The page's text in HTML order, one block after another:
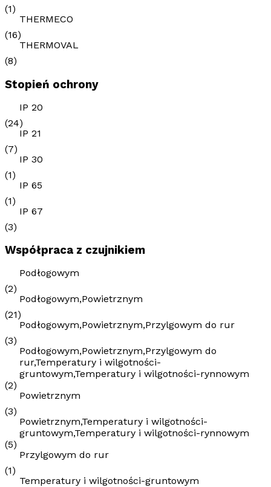
(1)
THERMECO
(16)
THERMOVAL
(8)
Stopień ochrony
IP 20
(24)
IP 21
(7)
IP 30
(1)
IP 65
(1)
IP 67
(3)
Współpraca z czujnikiem
Podłogowym
(2)
Podłogowym,Powietrznym
(21)
Podłogowym,Powietrznym,Przylgowym do rur
(3)
Podłogowym,Powietrznym,Przylgowym do
rur,Temperatury i wilgotności-
gruntowym,Temperatury i wilgotności-rynnowym
(2)
Powietrznym
(3)
Powietrznym,Temperatury i wilgotności-
gruntowym,Temperatury i wilgotności-rynnowym
(5)
Przylgowym do rur
(1)
Temperatury i wilgotności-gruntowym